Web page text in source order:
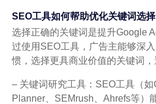
SEO工具如何帮助优化关键词选择
选择正确的关键词是提升Google
过使用SEO工具，广告主能够深
惯，选择更具商业价值的关键词，
– 关键词研究工具：SEO工具（
Planner、SEMrush、Ahrefs等）